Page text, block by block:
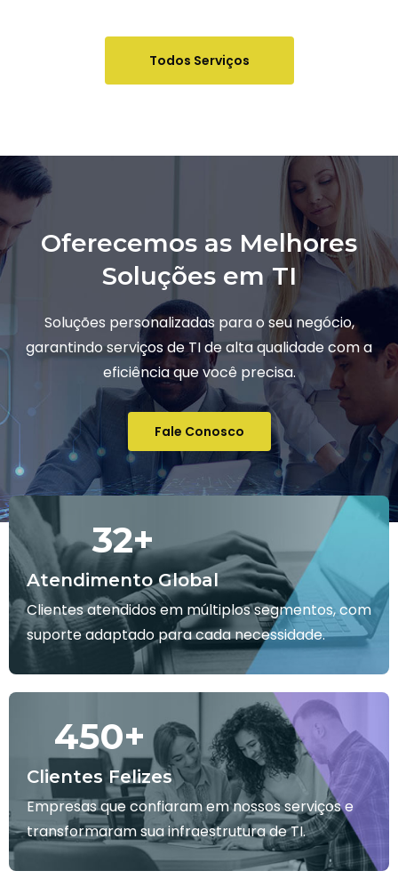
Todos Serviços
Oferecemos as Melhores
Soluções em TI
Soluções personalizadas para o seu negócio,
garantindo serviços de TI de alta qualidade com a
eficiência que você precisa.
Fale Conosco
Atendimento Global
32+
Clientes atendidos em múltiplos segmentos, com
suporte adaptado para cada necessidade.
Clientes Felizes
450+
Empresas que confiaram em nossos serviços e
transformaram sua infraestrutura de TI.